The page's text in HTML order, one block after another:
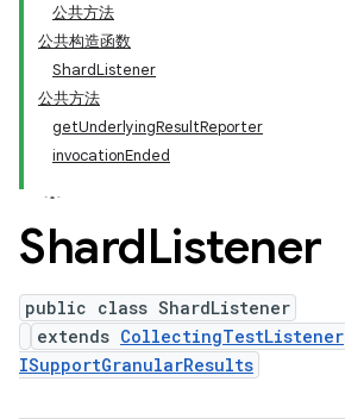
公共方法
公共构造函数
ShardListener
公共方法
getUnderlyingResultReporter
invocationEnded
ShardListener
public class ShardListener
extends CollectingTestListener
ISupportGranularResults